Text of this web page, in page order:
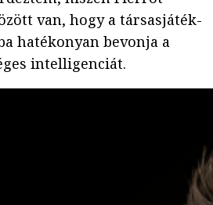
van, hogy a társasjáték-
hatékonyan bevonja a
intelligenciát.